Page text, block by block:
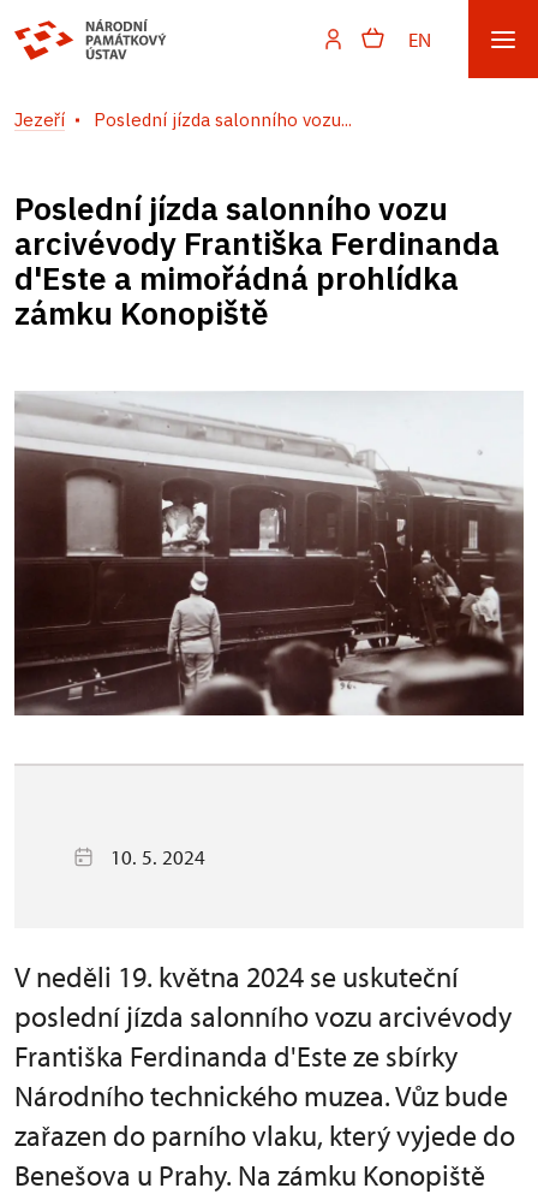
EN
Jezeří Poslední jízda salonního vozu...
Poslední jízda salonního vozu
arcivévody Františka Ferdinanda
d'Este a mimořádná prohlídka
zámku Konopiště
10. 5. 2024
V neděli 19. května 2024 se uskuteční
poslední jízda salonního vozu arcivévody
Františka Ferdinanda d'Este ze sbírky
Národního technického muzea. Vůz bude
zařazen do parního vlaku, který vyjede do
Benešova u Prahy. Na zámku Konopiště